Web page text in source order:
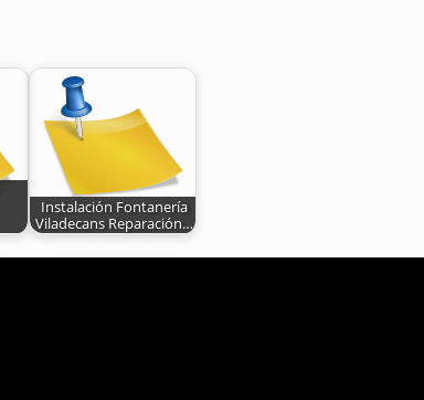
Instalación Fontanería
Viladecans Reparación…